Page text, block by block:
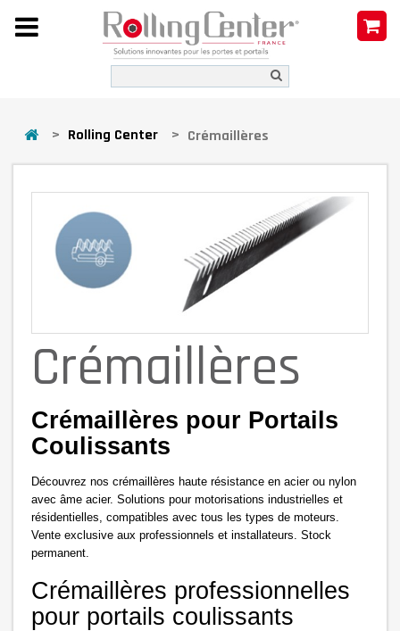
> Rolling Center > Crémaillères
Crémaillères
Crémaillères pour Portails
Coulissants
Découvrez nos crémaillères haute résistance en acier ou nylon
avec âme acier. Solutions pour motorisations industrielles et
résidentielles, compatibles avec tous les types de moteurs.
Vente exclusive aux professionnels et installateurs. Stock
permanent.
Crémaillères professionnelles
pour portails coulissants